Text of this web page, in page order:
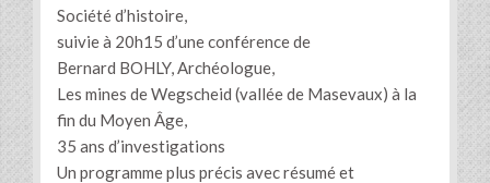
Société d’histoire,
suivie à 20h15 d’une conférence de
Bernard BOHLY, Archéologue,
Les mines de Wegscheid (vallée de Masevaux) à la
fin du Moyen Âge,
35 ans d’investigations
Un programme plus précis avec résumé et